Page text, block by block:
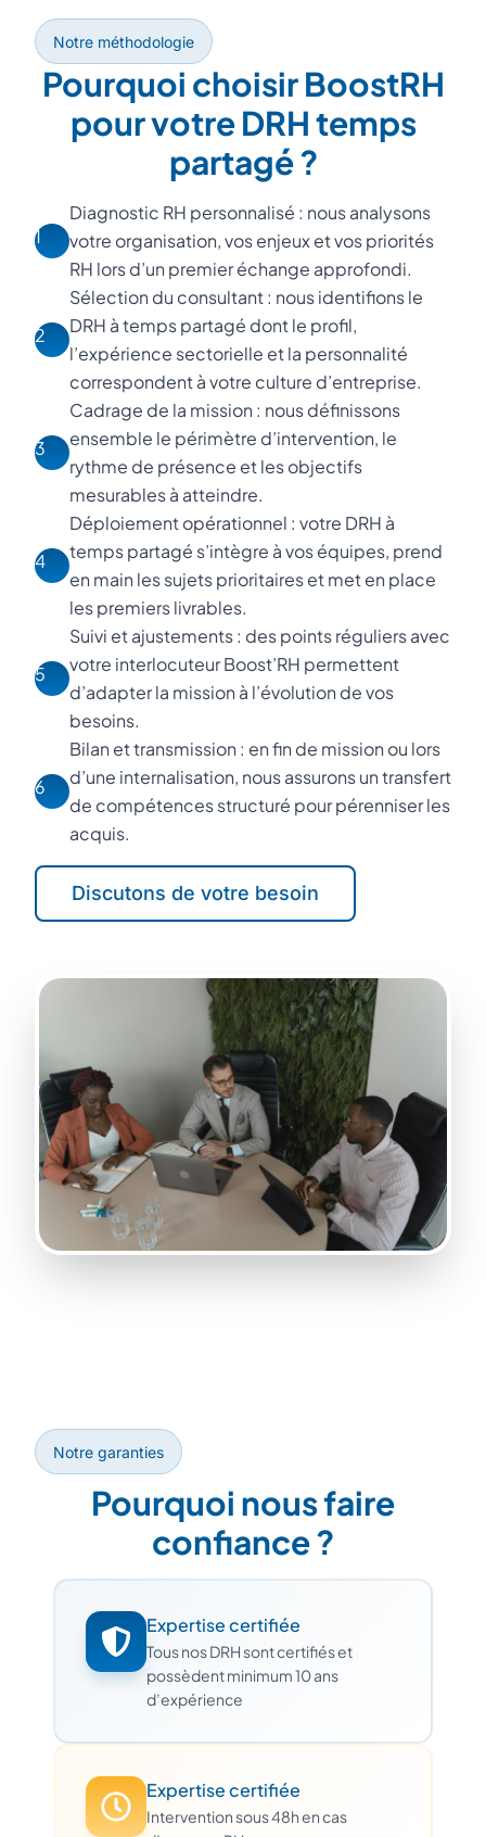
Notre méthodologie
Pourquoi choisir BoostRH
pour votre DRH temps
partagé ?
1
Diagnostic RH personnalisé : nous analysons
votre organisation, vos enjeux et vos priorités
RH lors d’un premier échange approfondi.
2
Sélection du consultant : nous identifions le
DRH à temps partagé dont le profil,
l’expérience sectorielle et la personnalité
correspondent à votre culture d’entreprise.
3
Cadrage de la mission : nous définissons
ensemble le périmètre d’intervention, le
rythme de présence et les objectifs
mesurables à atteindre.
4
Déploiement opérationnel : votre DRH à
temps partagé s’intègre à vos équipes, prend
en main les sujets prioritaires et met en place
les premiers livrables.
5
Suivi et ajustements : des points réguliers avec
votre interlocuteur Boost’RH permettent
d’adapter la mission à l’évolution de vos
besoins.
6
Bilan et transmission : en fin de mission ou lors
d’une internalisation, nous assurons un transfert
de compétences structuré pour pérenniser les
acquis.
Discutons de votre besoin
Notre garanties
Pourquoi nous faire
confiance ?
Expertise certifiée
Tous nos DRH sont certifiés et
possèdent minimum 10 ans
d’expérience
Expertise certifiée
Intervention sous 48h en cas